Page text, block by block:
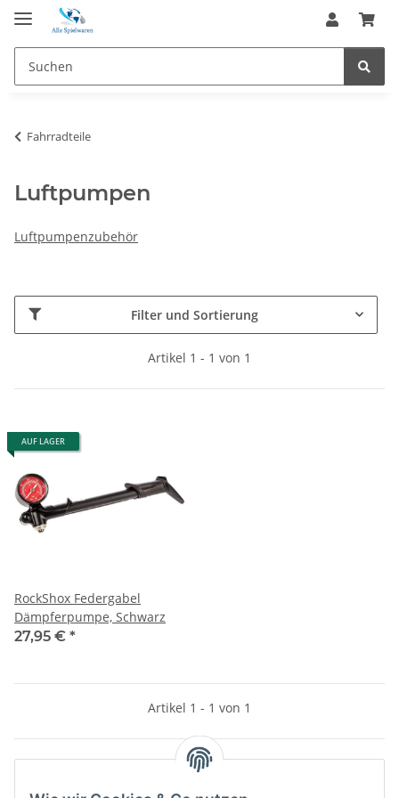
Fahrradteile
Luftpumpen
Luftpumpenzubehör
Filter und Sortierung
Artikel 1 - 1 von 1
AUF LAGER
RockShox Federgabel
Dämpferpumpe, Schwarz
27,95 € *
Artikel 1 - 1 von 1